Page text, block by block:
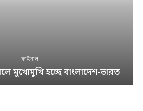
ফাইনাল
মুখোমুখি হচ্ছে বাংলাদেশ-ভারত